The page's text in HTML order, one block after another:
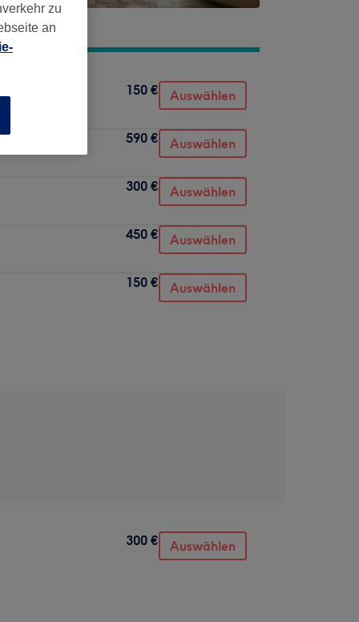
150 € Auswählen
590 € Auswählen
300 € Auswählen
450 € Auswählen
150 € Auswählen
300 € Auswählen
zu
an